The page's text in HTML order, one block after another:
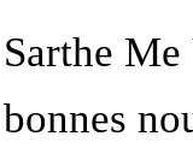
Sarthe
bonnes